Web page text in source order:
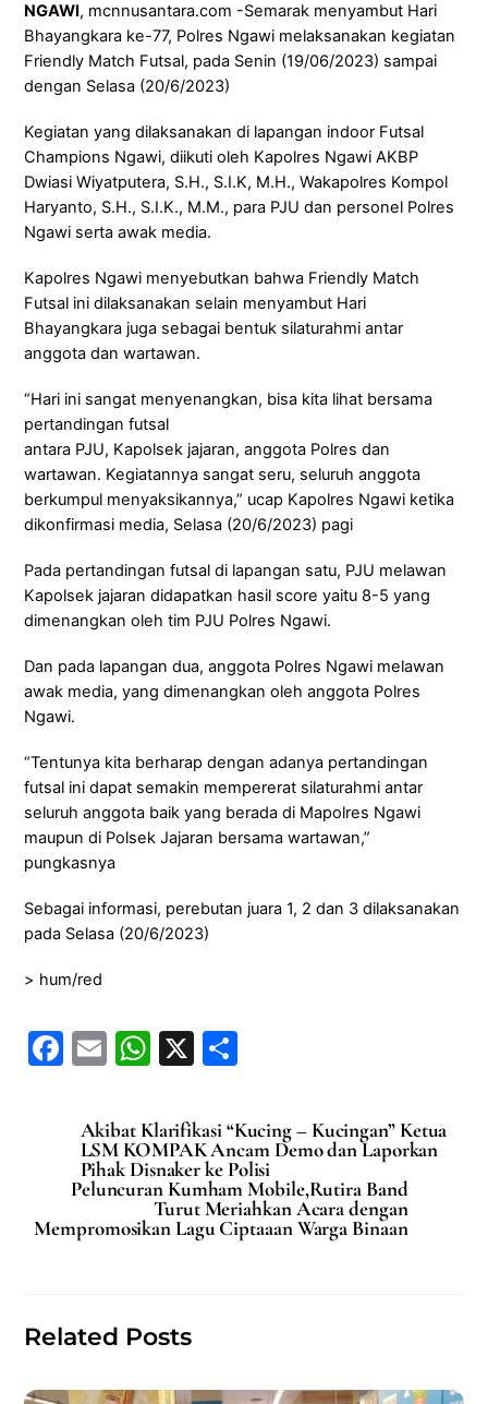
NGAWI, mcnnusantara.com -Semarak menyambut Hari
Bhayangkara ke-77, Polres Ngawi melaksanakan kegiatan
Friendly Match Futsal, pada Senin (19/06/2023) sampai
dengan Selasa (20/6/2023)
Kegiatan yang dilaksanakan di lapangan indoor Futsal
Champions Ngawi, diikuti oleh Kapolres Ngawi AKBP
Dwiasi Wiyatputera, S.H., S.I.K, M.H., Wakapolres Kompol
Haryanto, S.H., S.I.K., M.M., para PJU dan personel Polres
Ngawi serta awak media.
Kapolres Ngawi menyebutkan bahwa Friendly Match
Futsal ini dilaksanakan selain menyambut Hari
Bhayangkara juga sebagai bentuk silaturahmi antar
anggota dan wartawan.
“Hari ini sangat menyenangkan, bisa kita lihat bersama
pertandingan futsal
antara PJU, Kapolsek jajaran, anggota Polres dan
wartawan. Kegiatannya sangat seru, seluruh anggota
berkumpul menyaksikannya,” ucap Kapolres Ngawi ketika
dikonfirmasi media, Selasa (20/6/2023) pagi
Pada pertandingan futsal di lapangan satu, PJU melawan
Kapolsek jajaran didapatkan hasil score yaitu 8-5 yang
dimenangkan oleh tim PJU Polres Ngawi.
Dan pada lapangan dua, anggota Polres Ngawi melawan
awak media, yang dimenangkan oleh anggota Polres
Ngawi.
“Tentunya kita berharap dengan adanya pertandingan
futsal ini dapat semakin mempererat silaturahmi antar
seluruh anggota baik yang berada di Mapolres Ngawi
maupun di Polsek Jajaran bersama wartawan,”
pungkasnya
Sebagai informasi, perebutan juara 1, 2 dan 3 dilaksanakan
pada Selasa (20/6/2023)
> hum/red
F
e
b
o
E
ai
l
W
at
s
A
p
X
ar
e
Akibat Klarifikasi “Kucing – Kucingan” Ketua
LSM KOMPAK Ancam Demo dan Laporkan
Pihak Disnaker ke Polisi
Peluncuran Kumham Mobile,Rutira Band
Turut Meriahkan Acara dengan
Mempromosikan Lagu Ciptaaan Warga Binaan
Related Posts